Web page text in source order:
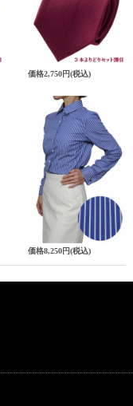
価格2,750円(税込)
価格8,250円(税込)